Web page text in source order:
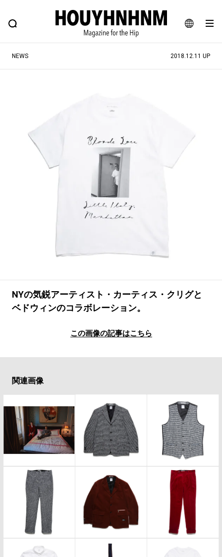
JA
EN
FEATURE BLOG SNAP
ヒップなファッション、カルチャー、ライフスタイルWEBマガジン
#憧れの逸品
#NEW VINTAGE #マイナーグッド図鑑
#路地裏てぃーん。 #MONTHLY JOURNAL
#フイナムのYouTube
#FOCUS IT
#FASHION #MUSIC
#LIFESTYLE
NEWS 2018.12.11 UP
NYの気鋭アーティスト・カーティス・クリグと
ベドウィンのコラボレーション。
この画像の記事はこちら
関連画像